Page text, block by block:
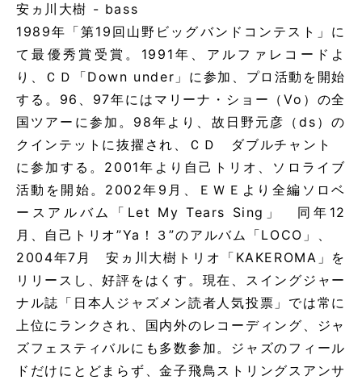
安ヵ川大樹 - bass
1989年「第19回山野ビッグバンドコンテスト」に
て最優秀賞受賞。1991年、アルファレコードよ
り、ＣＤ「Down under」に参加、プロ活動を開始
する。96、97年にはマリーナ・ショー（Vo）の全
国ツアーに参加。98年より、故日野元彦（ds）の
クインテットに抜擢され、ＣＤ ダブルチャント
に参加する。2001年より自己トリオ、ソロライブ
活動を開始。2002年9月、ＥＷＥより全編ソロベ
ースアルバム「Let My Tears Sing」 同年12
月、自己トリオ”Ya！３”のアルバム「LOCO」、
2004年7月 安ヵ川大樹トリオ「KAKEROMA」を
リリースし、好評をはくす。現在、スイングジャー
ナル誌「日本人ジャズメン読者人気投票」では常に
上位にランクされ、国内外のレコーディング、ジャ
ズフェスティバルにも多数参加。ジャズのフィール
ドだけにとどまらず、金子飛鳥ストリングスアンサ